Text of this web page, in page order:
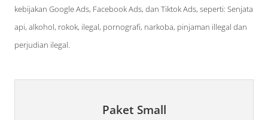
kebijakan Google Ads, Facebook Ads, dan Tiktok Ads, seperti: Senjata
api, alkohol, rokok, ilegal, pornografi, narkoba, pinjaman illegal dan
perjudian ilegal.
Paket Small